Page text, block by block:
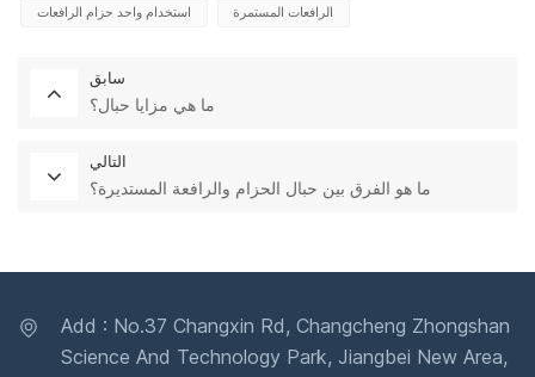
استخدام واحد حزام الرافعات الرافعات المستمرة
سابق
ما هي مزايا حبال؟
التالي
ما هو الفرق بين حبال الحزام والرافعة المستديرة؟
Add : No.37 Changxin Rd, Changcheng Zhongshan
Science And Technology Park, Jiangbei New Area,